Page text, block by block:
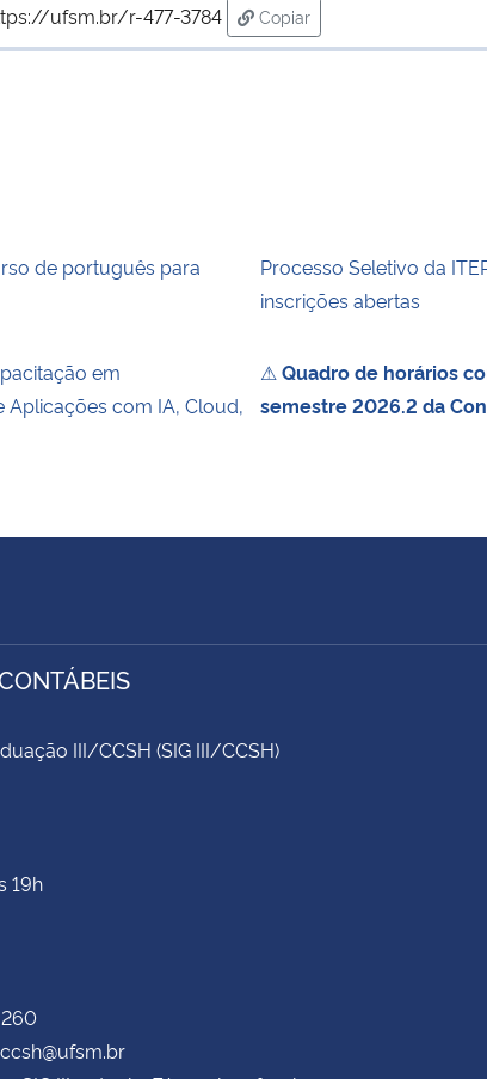
ufsm.br/r-477-3784
Copiar
para área de transferência
de português para
Processo Seletivo da
inscrições abertas
em
Aplicações com IA, Cloud,
⚠Quadro de horários
semestre 2026.2 da
III/CCSH (SIG III/CCSH)
19h